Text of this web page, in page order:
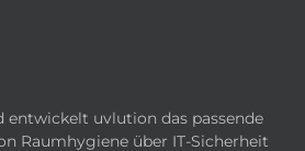
entwickelt uvlution das passende
Raumhygiene über IT-Sicherheit